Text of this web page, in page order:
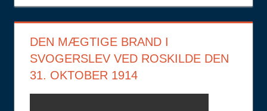
DEN MÆGTIGE BRAND I
SVOGERSLEV VED ROSKILDE DEN
31. OKTOBER 1914